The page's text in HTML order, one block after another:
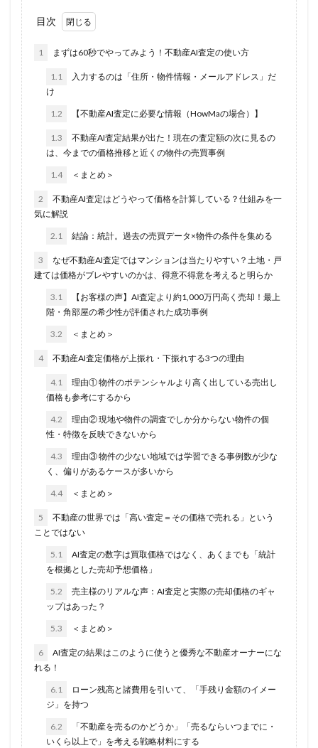
目次
1 まずは60秒でやってみよう！不動産AI査定の使い方
1.1
入力するのは「住所・物件情報・メールアドレス」だ
け
1.2 【不動産AI査定に必要な情報（HowMaの場合）】
1.3
不動産AI査定結果が出た！現在の査定額の次に見るの
は、今までの価格推移と近くの物件の売買事例
1.4 ＜まとめ＞
2
不動産AI査定はどうやって価格を計算している？仕組みを一
気に解説
2.1 結論：統計。過去の売買データ×物件の条件を集める
3
なぜ不動産AI査定ではマンションは当たりやすい？土地・戸
建ては価格がブレやすいのかは、得意不得意を考えると明らか
3.1
【お客様の声】AI査定より約1,000万円高く売却！最上
階・角部屋の希少性が評価された成功事例
3.2 ＜まとめ＞
4 不動産AI査定価格が上振れ・下振れする3つの理由
4.1
理由① 物件のポテンシャルより高く出している売出し
価格も参考にするから
4.2
理由② 現地や物件の調査でしか分からない物件の個
性・特徴を反映できないから
4.3
理由③ 物件の少ない地域では学習できる事例数が少な
く、偏りがあるケースが多いから
4.4 ＜まとめ＞
5
不動産の世界では「高い査定＝その価格で売れる」という
ことではない
5.1
AI査定の数字は買取価格ではなく、あくまでも「統計
を根拠とした売却予想価格」
5.2
売主様のリアルな声：AI査定と実際の売却価格のギャ
ップはあった？
5.3 ＜まとめ＞
6
AI査定の結果はこのように使うと優秀な不動産オーナーにな
れる！
6.1
ローン残高と諸費用を引いて、「手残り金額のイメー
ジ」を持つ
6.2
「不動産を売るのかどうか」「売るならいつまでに・
いくら以上で」を考える戦略材料にする